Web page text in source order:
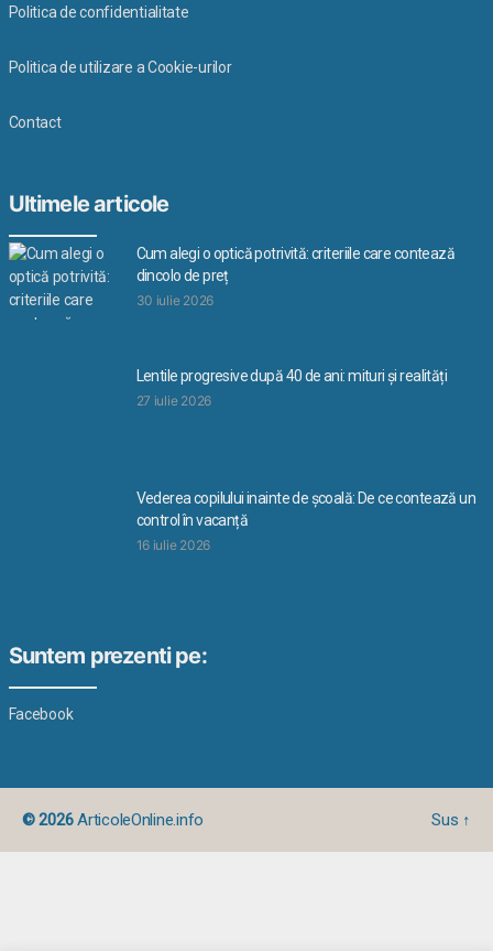
Politica de confidentialitate
Politica de utilizare a Cookie-urilor
Contact
Ultimele articole
Cum alegi o optică potrivită: criteriile care contează
dincolo de preț
30 iulie 2026
Lentile progresive după 40 de ani: mituri și realități
27 iulie 2026
Vederea copilului inainte de școală: De ce contează un
control în vacanță
16 iulie 2026
Suntem prezenti pe:
Facebook
© 2026ArticoleOnline.info Sus ↑